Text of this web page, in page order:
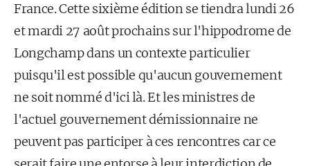
France. Cette sixième édition se tiendra lundi 26
et mardi 27 août prochains sur l'hippodrome de
Longchamp dans un contexte particulier
puisqu'il est possible qu'aucun gouvernement
ne soit nommé d'ici là. Et les ministres de
l'actuel gouvernement démissionnaire ne
peuvent pas participer à ces rencontres car ce